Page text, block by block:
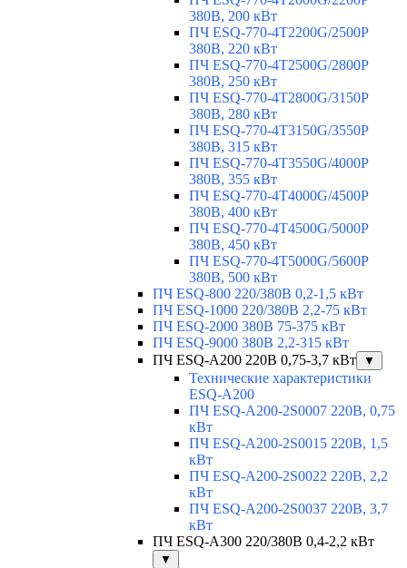
380В, 200 кВт
ПЧ ESQ-770-4T2200G/2500P
380В, 220 кВт
ПЧ ESQ-770-4T2500G/2800P
380В, 250 кВт
ПЧ ESQ-770-4T2800G/3150P
380В, 280 кВт
ПЧ ESQ-770-4T3150G/3550P
380В, 315 кВт
ПЧ ESQ-770-4T3550G/4000P
380В, 355 кВт
ПЧ ESQ-770-4T4000G/4500P
380В, 400 кВт
ПЧ ESQ-770-4T4500G/5000P
380В, 450 кВт
ПЧ ESQ-770-4T5000G/5600P
380В, 500 кВт
ПЧ ESQ-800 220/380В 0,2-1,5 кВт
ПЧ ESQ-1000 220/380В 2,2-75 кВт
ПЧ ESQ-2000 380В 75-375 кВт
ПЧ ESQ-9000 380В 2,2-315 кВт
ПЧ ESQ-A200 220В 0,75-3,7 кВт
▼
Технические характеристики
ESQ-A200
ПЧ ESQ-A200-2S0007 220В, 0,75
кВт
ПЧ ESQ-A200-2S0015 220В, 1,5
кВт
ПЧ ESQ-A200-2S0022 220В, 2,2
кВт
ПЧ ESQ-A200-2S0037 220В, 3,7
кВт
ПЧ ESQ-A300 220/380В 0,4-2,2 кВт
▼